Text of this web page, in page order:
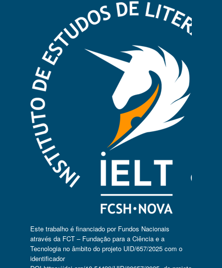
Este trabalho é financiado por Fundos Nacionais
através da FCT – Fundação para a Ciência e a
Tecnologia no âmbito do projeto UID/657/2025 com o
identificador